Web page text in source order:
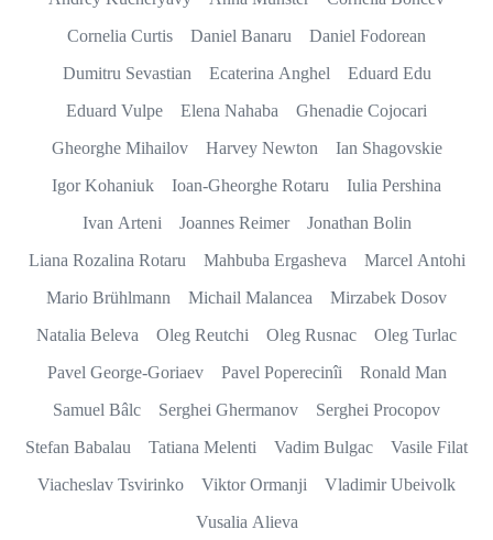
Cornelia Curtis
Daniel Banaru
Daniel Fodorean
Dumitru Sevastian
Ecaterina Anghel
Eduard Edu
Eduard Vulpe
Elena Nahaba
Ghenadie Cojocari
Gheorghe Mihailov
Harvey Newton
Ian Shagovskie
Igor Kohaniuk
Ioan-Gheorghe Rotaru
Iulia Pershina
Ivan Arteni
Joannes Reimer
Jonathan Bolin
Liana Rozalina Rotaru
Mahbuba Ergasheva
Marcel Antohi
Mario Brühlmann
Michail Malancea
Mirzabek Dosov
Natalia Beleva
Oleg Reutchi Oleg Rusnac
Oleg Turlac
Pavel George-Goriaev
Pavel Poperecinîi
Ronald Man
Samuel Bâlc
Serghei Ghermanov
Serghei Procopov
Stefan Babalau
Tatiana Melenti Vadim Bulgac
Vasile Filat
Viacheslav Tsvirinko
Viktor Ormanji
Vladimir Ubeivolk
Vusalia Alieva